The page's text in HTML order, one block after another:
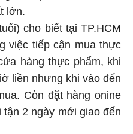
lớn.
cho biết tại TP.HCM
việc tiếp cận mua thực
hàng thực phẩm, khi
liền nhưng khi vào đến
Còn đặt hàng onine
2 ngày mới giao đến